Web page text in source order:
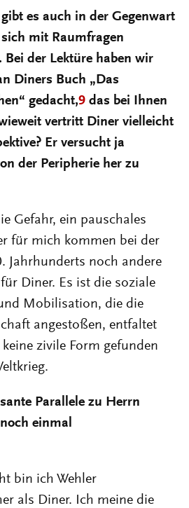
es auch in der Gegenwart
mit Raumfragen
Bei der Lektüre haben wir
Diners Buch „Das
gedacht,9 das bei Ihnen
vertritt Diner vielleicht
Er versucht ja
der Peripherie her zu
Gefahr, ein pauschales
für mich kommen bei der
Jahrhunderts noch andere
Diner. Es ist die soziale
Mobilisation, die die
angestoßen, entfaltet
zivile Form gefunden
Parallele zu Herrn
einmal
bin ich Wehler
als Diner. Ich meine die